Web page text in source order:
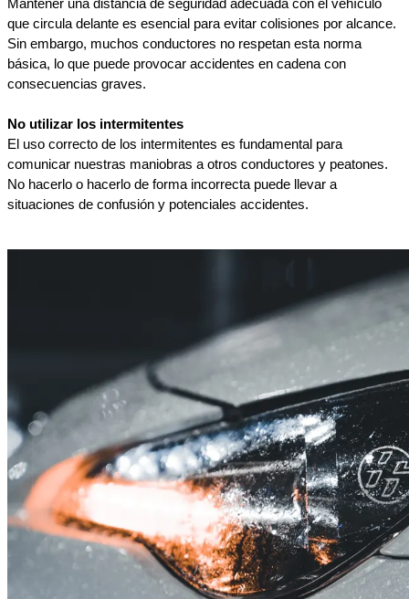
Mantener una distancia de seguridad adecuada con el vehículo
que circula delante es esencial para evitar colisiones por alcance.
Sin embargo, muchos conductores no respetan esta norma
básica, lo que puede provocar accidentes en cadena con
consecuencias graves.
No utilizar los intermitentes
El uso correcto de los intermitentes es fundamental para
comunicar nuestras maniobras a otros conductores y peatones.
No hacerlo o hacerlo de forma incorrecta puede llevar a
situaciones de confusión y potenciales accidentes.